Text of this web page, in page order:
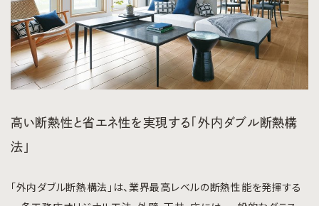
高い断熱性と省エネ性を実現する「外内ダブル断熱構
法」
「外内ダブル断熱構法」は、業界最高レベルの断熱性能を発揮する